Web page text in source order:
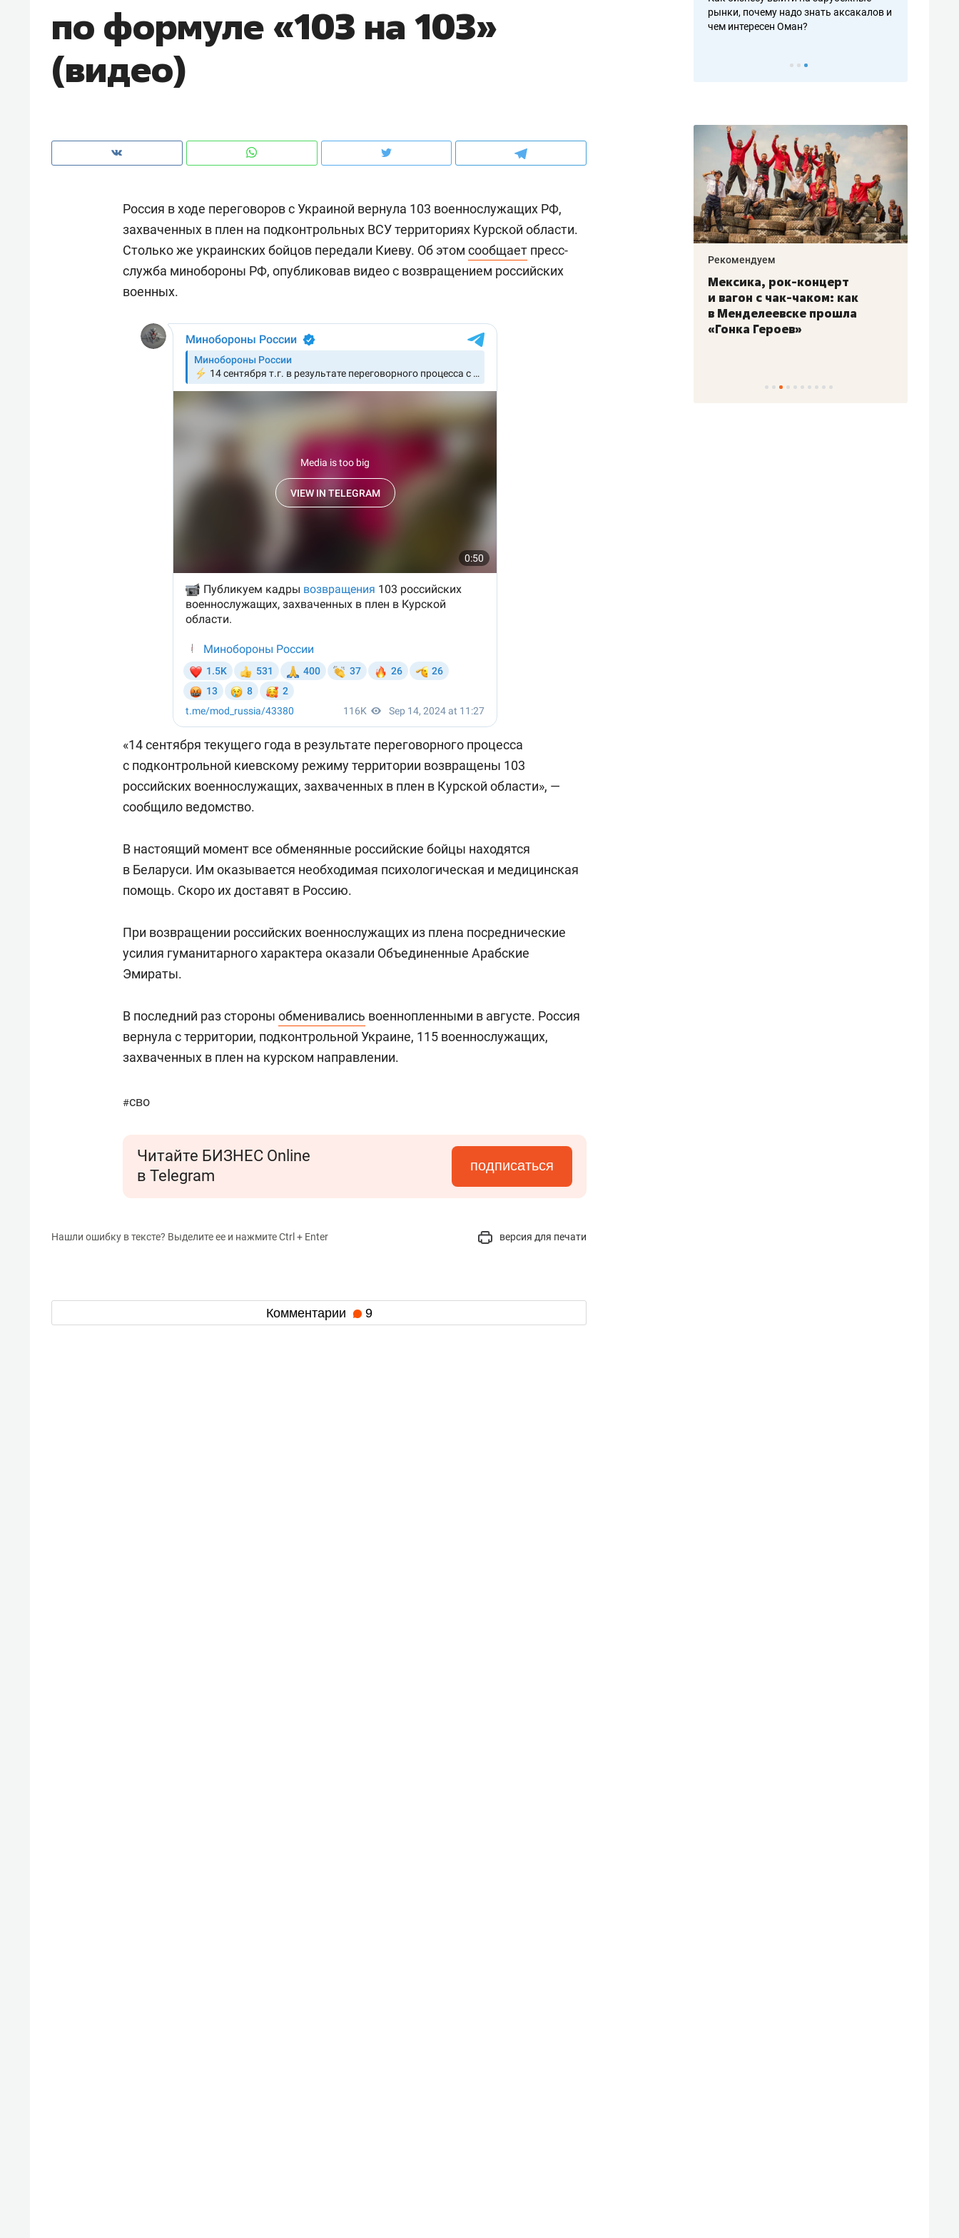
по формуле «103 на 103»
(видео)
Россия в ходе переговоров с Украиной вернула 103 военнослужащих РФ,
захваченных в плен на подконтрольных ВСУ территориях Курской области.
Столько же украинских бойцов передали Киеву. Об этом сообщает пресс-
служба минобороны РФ, опубликовав видео с возвращением российских
военных.
«14 сентября текущего года в результате переговорного процесса
с подконтрольной киевскому режиму территории возвращены 103
российских военнослужащих, захваченных в плен в Курской области», —
сообщило ведомство.
В настоящий момент все обменянные российские бойцы находятся
в Беларуси. Им оказывается необходимая психологическая и медицинская
помощь. Скоро их доставят в Россию.
При возвращении российских военнослужащих из плена посреднические
усилия гуманитарного характера оказали Объединенные Арабские
Эмираты.
В последний раз стороны обменивались военнопленными в августе. Россия
вернула с территории, подконтрольной Украине, 115 военнослужащих,
захваченных в плен на курском направлении.
#сво
Читайте БИЗНЕС Online
в Telegram
подписаться
Нашли ошибку в тексте? Выделите ее и нажмите Ctrl + Enter версия для печати
Комментарии 9
рынки, почему надо знать аксакалов и
чем интересен Оман?
о трехкратном росте цен, дотошных
клиентах и чудных запросах мастеров
рынки, почему надо знать аксакалов и
чем интересен Оман?
Как ГК «МИР ГРУПП» и ВТБ
создают оазис жилого
Рекомендуем
150 камер до квартиры и Face
Рекомендуем
Опыт выживания в дикой
состоянием как основа
Рекомендуем
Мексика, рок-концерт
и вагон с чак-чаком: как
в Менделеевске прошла
«Гонка Героев»